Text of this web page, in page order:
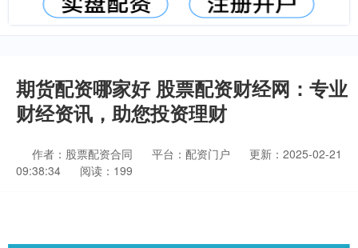
期货配资哪家好 股票配资财经网：专业
财经资讯，助您投资理财
作者：股票配资合同 平台：配资门户
更新：2025-02-21
09:38:34
阅读：199